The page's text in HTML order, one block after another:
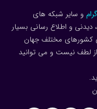
و سایر شبکه های
و اطلاع رسانی بسیار
کشورهای مختلف جهان
لطف نیست و می توانید